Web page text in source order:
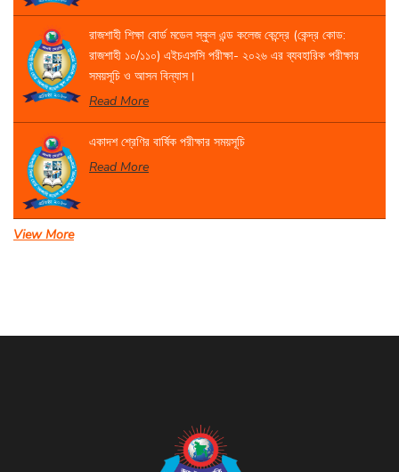
রাজশাহী শিক্ষা বোর্ড মডেল স্কুল এন্ড কলেজ কেন্দ্রে (কেন্দ্র কোড:
রাজশাহী ১০/১১০) এইচএসসি পরীক্ষা- ২০২৬ এর ব্যবহারিক পরীক্ষার
সময়সূচি ও আসন বিন্যাস।
Read More
একাদশ শ্রেণির বার্ষিক পরীক্ষার সময়সূচি
Read More
View More